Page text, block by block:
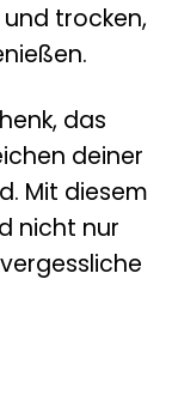
und trocken,
das
deiner
Mit diesem
nicht nur